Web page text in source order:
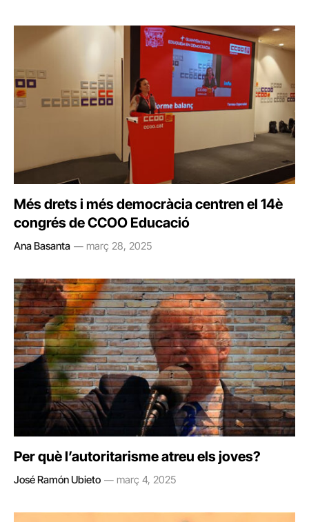
Més drets i més democràcia centren el 14è
congrés de CCOO Educació
Ana Basanta març 28, 2025
Per què l’autoritarisme atreu els joves?
José Ramón Ubieto març 4, 2025